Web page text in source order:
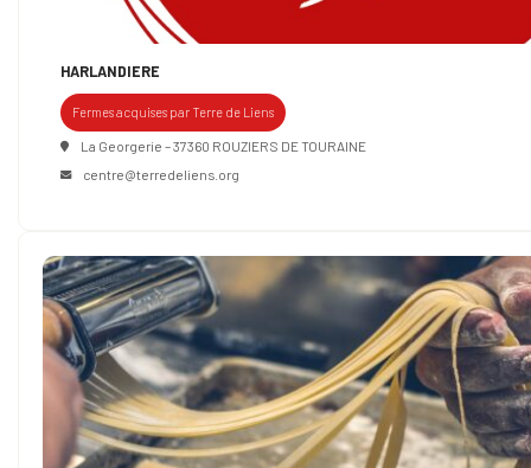
HARLANDIERE
Fermes acquises par Terre de Liens
La Georgerie – 37360 ROUZIERS DE TOURAINE
centre@terredeliens.org